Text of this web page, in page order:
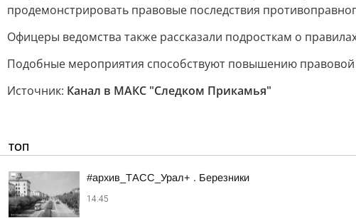
продемонстрировать правовые последствия
Офицеры ведомства также рассказали подросткам о
Подобные мероприятия способствуют повышению
Источник: Канал в МАКС "Следком Прикамья"
ТОП
#архив_ТАСС_Урал+ . Березники
14:45